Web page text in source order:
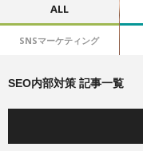
ALL
SNSマーケティング
SEO内部対策 記事一覧